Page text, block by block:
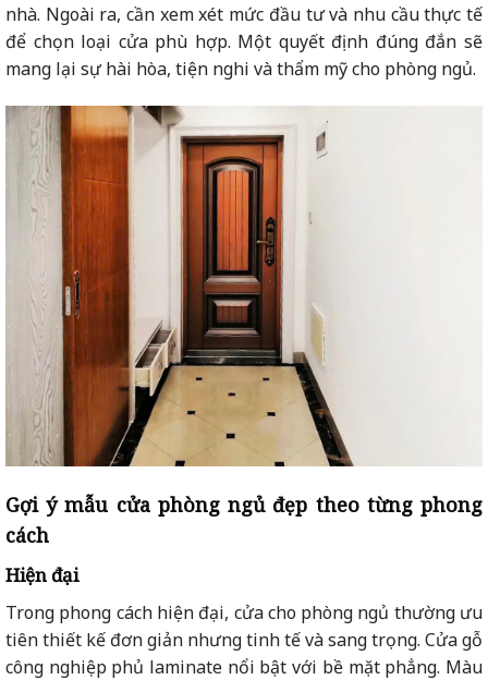
nhà. Ngoài ra, cần xem xét mức đầu tư và nhu cầu thực tế
để chọn loại cửa phù hợp. Một quyết định đúng đắn sẽ
mang lại sự hài hòa, tiện nghi và thẩm mỹ cho phòng ngủ.
Gợi ý mẫu cửa phòng ngủ đẹp theo từng phong
cách
Hiện đại
Trong phong cách hiện đại, cửa cho phòng ngủ thường ưu
tiên thiết kế đơn giản nhưng tinh tế và sang trọng. Cửa gỗ
công nghiệp phủ laminate nổi bật với bề mặt phẳng. Màu